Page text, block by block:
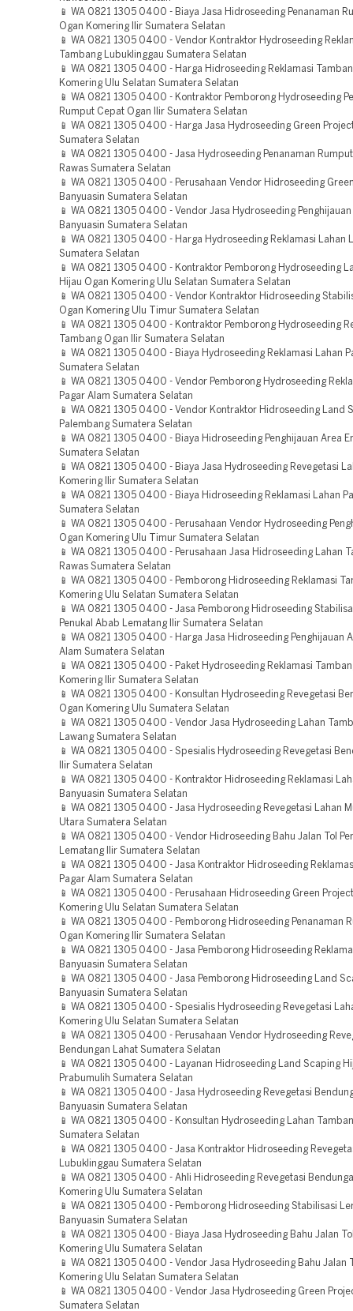
📱 WA 0821 1305 0400 - Biaya Jasa Hidroseeding Penanaman
Ogan Komering Ilir Sumatera Selatan
📱 WA 0821 1305 0400 - Vendor Kontraktor Hydroseeding
Tambang Lubuklinggau Sumatera Selatan
📱 WA 0821 1305 0400 - Harga Hidroseeding Reklamasi
Komering Ulu Selatan Sumatera Selatan
📱 WA 0821 1305 0400 - Kontraktor Pemborong Hydroseeding
Rumput Cepat Ogan Ilir Sumatera Selatan
📱 WA 0821 1305 0400 - Harga Jasa Hydroseeding Green
Sumatera Selatan
📱 WA 0821 1305 0400 - Jasa Hydroseeding Penanaman
Rawas Sumatera Selatan
📱 WA 0821 1305 0400 - Perusahaan Vendor Hidroseeding
Banyuasin Sumatera Selatan
📱 WA 0821 1305 0400 - Vendor Jasa Hydroseeding Penghijauan
Banyuasin Sumatera Selatan
📱 WA 0821 1305 0400 - Harga Hydroseeding Reklamasi Lahan
Sumatera Selatan
📱 WA 0821 1305 0400 - Kontraktor Pemborong Hydroseeding
Hijau Ogan Komering Ulu Selatan Sumatera Selatan
📱 WA 0821 1305 0400 - Vendor Kontraktor Hidroseeding
Ogan Komering Ulu Timur Sumatera Selatan
📱 WA 0821 1305 0400 - Kontraktor Pemborong Hydroseeding
Tambang Ogan Ilir Sumatera Selatan
📱 WA 0821 1305 0400 - Biaya Hydroseeding Reklamasi Lahan
Sumatera Selatan
📱 WA 0821 1305 0400 - Vendor Pemborong Hydroseeding
Pagar Alam Sumatera Selatan
📱 WA 0821 1305 0400 - Vendor Kontraktor Hidroseeding Land
Palembang Sumatera Selatan
📱 WA 0821 1305 0400 - Biaya Hidroseeding Penghijauan Area
Sumatera Selatan
📱 WA 0821 1305 0400 - Biaya Jasa Hydroseeding Revegetasi
Komering Ilir Sumatera Selatan
📱 WA 0821 1305 0400 - Biaya Hidroseeding Reklamasi Lahan
Sumatera Selatan
📱 WA 0821 1305 0400 - Perusahaan Vendor Hydroseeding
Ogan Komering Ulu Timur Sumatera Selatan
📱 WA 0821 1305 0400 - Perusahaan Jasa Hidroseeding Lahan
Rawas Sumatera Selatan
📱 WA 0821 1305 0400 - Pemborong Hidroseeding Reklamasi
Komering Ulu Selatan Sumatera Selatan
📱 WA 0821 1305 0400 - Jasa Pemborong Hidroseeding
Penukal Abab Lematang Ilir Sumatera Selatan
📱 WA 0821 1305 0400 - Harga Jasa Hidroseeding Penghijauan
Alam Sumatera Selatan
📱 WA 0821 1305 0400 - Paket Hydroseeding Reklamasi
Komering Ilir Sumatera Selatan
📱 WA 0821 1305 0400 - Konsultan Hydroseeding Revegetasi
Ogan Komering Ulu Sumatera Selatan
📱 WA 0821 1305 0400 - Vendor Jasa Hydroseeding Lahan
Lawang Sumatera Selatan
📱 WA 0821 1305 0400 - Spesialis Hydroseeding Revegetasi
Ilir Sumatera Selatan
📱 WA 0821 1305 0400 - Kontraktor Hidroseeding Reklamasi
Banyuasin Sumatera Selatan
📱 WA 0821 1305 0400 - Jasa Hydroseeding Revegetasi Lahan
Utara Sumatera Selatan
📱 WA 0821 1305 0400 - Vendor Hidroseeding Bahu Jalan Tol
Lematang Ilir Sumatera Selatan
📱 WA 0821 1305 0400 - Jasa Kontraktor Hidroseeding
Pagar Alam Sumatera Selatan
📱 WA 0821 1305 0400 - Perusahaan Hidroseeding Green
Komering Ulu Selatan Sumatera Selatan
📱 WA 0821 1305 0400 - Pemborong Hidroseeding Penanaman
Ogan Komering Ilir Sumatera Selatan
📱 WA 0821 1305 0400 - Jasa Pemborong Hidroseeding
Banyuasin Sumatera Selatan
📱 WA 0821 1305 0400 - Jasa Pemborong Hidroseeding Land
Banyuasin Sumatera Selatan
📱 WA 0821 1305 0400 - Spesialis Hydroseeding Revegetasi
Komering Ulu Selatan Sumatera Selatan
📱 WA 0821 1305 0400 - Perusahaan Vendor Hydroseeding
Bendungan Lahat Sumatera Selatan
📱 WA 0821 1305 0400 - Layanan Hidroseeding Land Scaping
Prabumulih Sumatera Selatan
📱 WA 0821 1305 0400 - Jasa Hydroseeding Revegetasi
Banyuasin Sumatera Selatan
📱 WA 0821 1305 0400 - Konsultan Hydroseeding Lahan
Sumatera Selatan
📱 WA 0821 1305 0400 - Jasa Kontraktor Hidroseeding
Lubuklinggau Sumatera Selatan
📱 WA 0821 1305 0400 - Ahli Hidroseeding Revegetasi
Komering Ulu Sumatera Selatan
📱 WA 0821 1305 0400 - Pemborong Hidroseeding Stabilisasi
Banyuasin Sumatera Selatan
📱 WA 0821 1305 0400 - Biaya Jasa Hydroseeding Bahu Jalan
Komering Ulu Sumatera Selatan
📱 WA 0821 1305 0400 - Vendor Jasa Hydroseeding Bahu Jalan
Komering Ulu Selatan Sumatera Selatan
📱 WA 0821 1305 0400 - Vendor Jasa Hydroseeding Green
Sumatera Selatan